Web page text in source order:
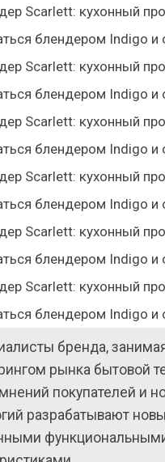
бренда,
рынка бытовой
покупателей и
разрабатывают